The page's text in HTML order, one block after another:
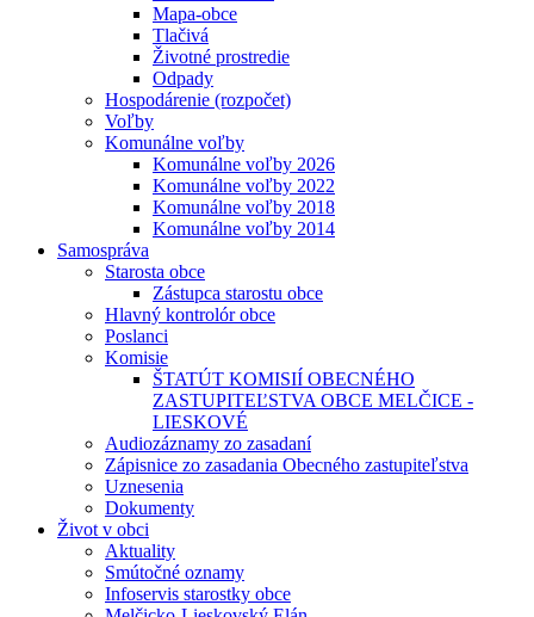
Mapa-obce
Tlačivá
Životné prostredie
Odpady
Hospodárenie (rozpočet)
Voľby
Komunálne voľby
Komunálne voľby 2026
Komunálne voľby 2022
Komunálne voľby 2018
Komunálne voľby 2014
Samospráva
Starosta obce
Zástupca starostu obce
Hlavný kontrolór obce
Poslanci
Komisie
ŠTATÚT KOMISIÍ OBECNÉHO
ZASTUPITEĽSTVA OBCE MELČICE -
LIESKOVÉ
Audiozáznamy zo zasadaní
Zápisnice zo zasadania Obecného zastupiteľstva
Uznesenia
Dokumenty
Život v obci
Aktuality
Smútočné oznamy
Infoservis starostky obce